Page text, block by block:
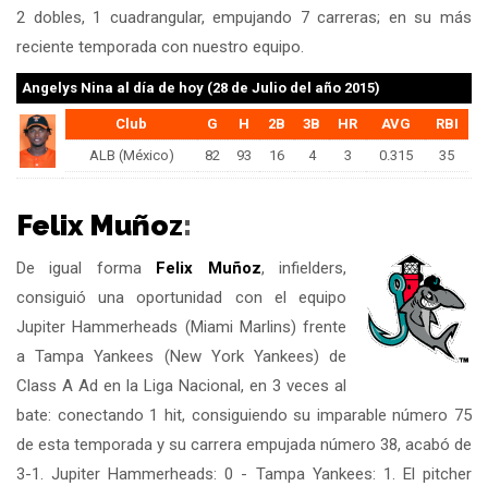
2 dobles, 1 cuadrangular, empujando 7 carreras; en su más
reciente temporada con nuestro equipo.
Angelys Nina al día de hoy (28 de Julio del año 2015)
Club G H 2B 3B HR AVG
RBI
ALB (México)
82 93 16 4 3 0.315 35
Felix Muñoz:
De igual forma Felix Muñoz, infielders,
consiguió una oportunidad con el equipo
Jupiter Hammerheads (Miami Marlins) frente
a Tampa Yankees (New York Yankees) de
Class A Ad en la Liga Nacional, en 3 veces al
bate: conectando 1 hit, consiguiendo su imparable número 75
de esta temporada y su carrera empujada número 38, acabó de
3-1. Jupiter Hammerheads: 0 - Tampa Yankees: 1. El pitcher